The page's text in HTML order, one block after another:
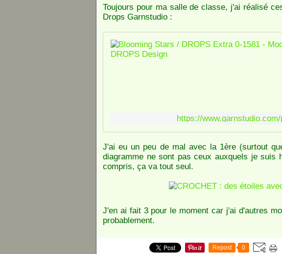
Toujours pour ma salle de classe, j'ai réalisé
Drops Garnstudio :
https://
J'ai eu un peu de mal avec la 1ère (surtout
diagramme ne sont pas ceux auxquels je suis
compris, ça va tout seul.
J'en ai fait 3 pour le moment car j'ai d'autres
probablement.
Repost 0